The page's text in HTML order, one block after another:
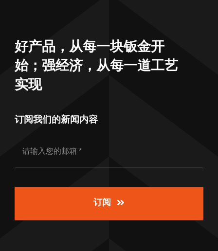
好产品，从每一块钣金开
始；强经济，从每一道工艺
实现
订阅我们的新闻内容
订阅